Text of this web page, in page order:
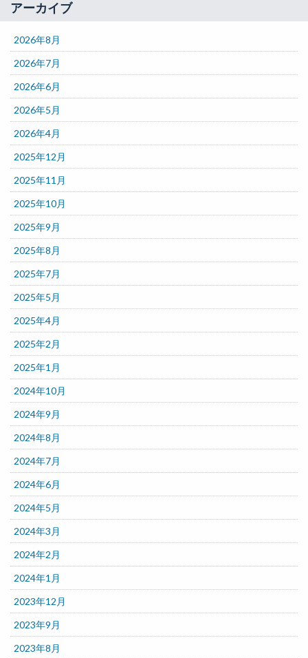
アーカイブ
2026年8月
2026年7月
2026年6月
2026年5月
2026年4月
2025年12月
2025年11月
2025年10月
2025年9月
2025年8月
2025年7月
2025年5月
2025年4月
2025年2月
2025年1月
2024年10月
2024年9月
2024年8月
2024年7月
2024年6月
2024年5月
2024年3月
2024年2月
2024年1月
2023年12月
2023年9月
2023年8月